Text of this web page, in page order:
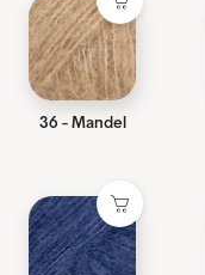
36 - Mandel